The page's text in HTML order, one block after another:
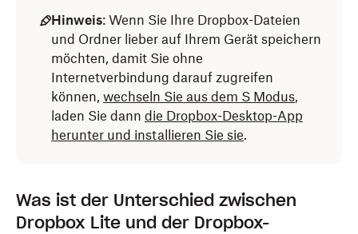
Hinweis: Wenn Sie Ihre Dropbox-Dateien
und Ordner lieber auf Ihrem Gerät speichern
möchten, damit Sie ohne
Internetverbindung darauf zugreifen
können, wechseln Sie aus dem S Modus,
laden Sie dann die Dropbox-Desktop-App
herunter und installieren Sie sie.
Was ist der Unterschied zwischen
Dropbox Lite und der Dropbox-